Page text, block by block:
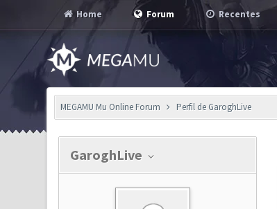
Home Forum Recentes
MEGAMU Mu Online Forum Perfil de GaroghLive
GaroghLive